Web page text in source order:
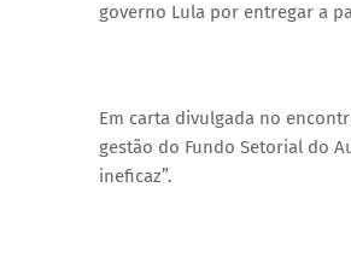
governo Lula por entregar a
Em carta divulgada no
gestão do Fundo Setorial do
ineficaz”.